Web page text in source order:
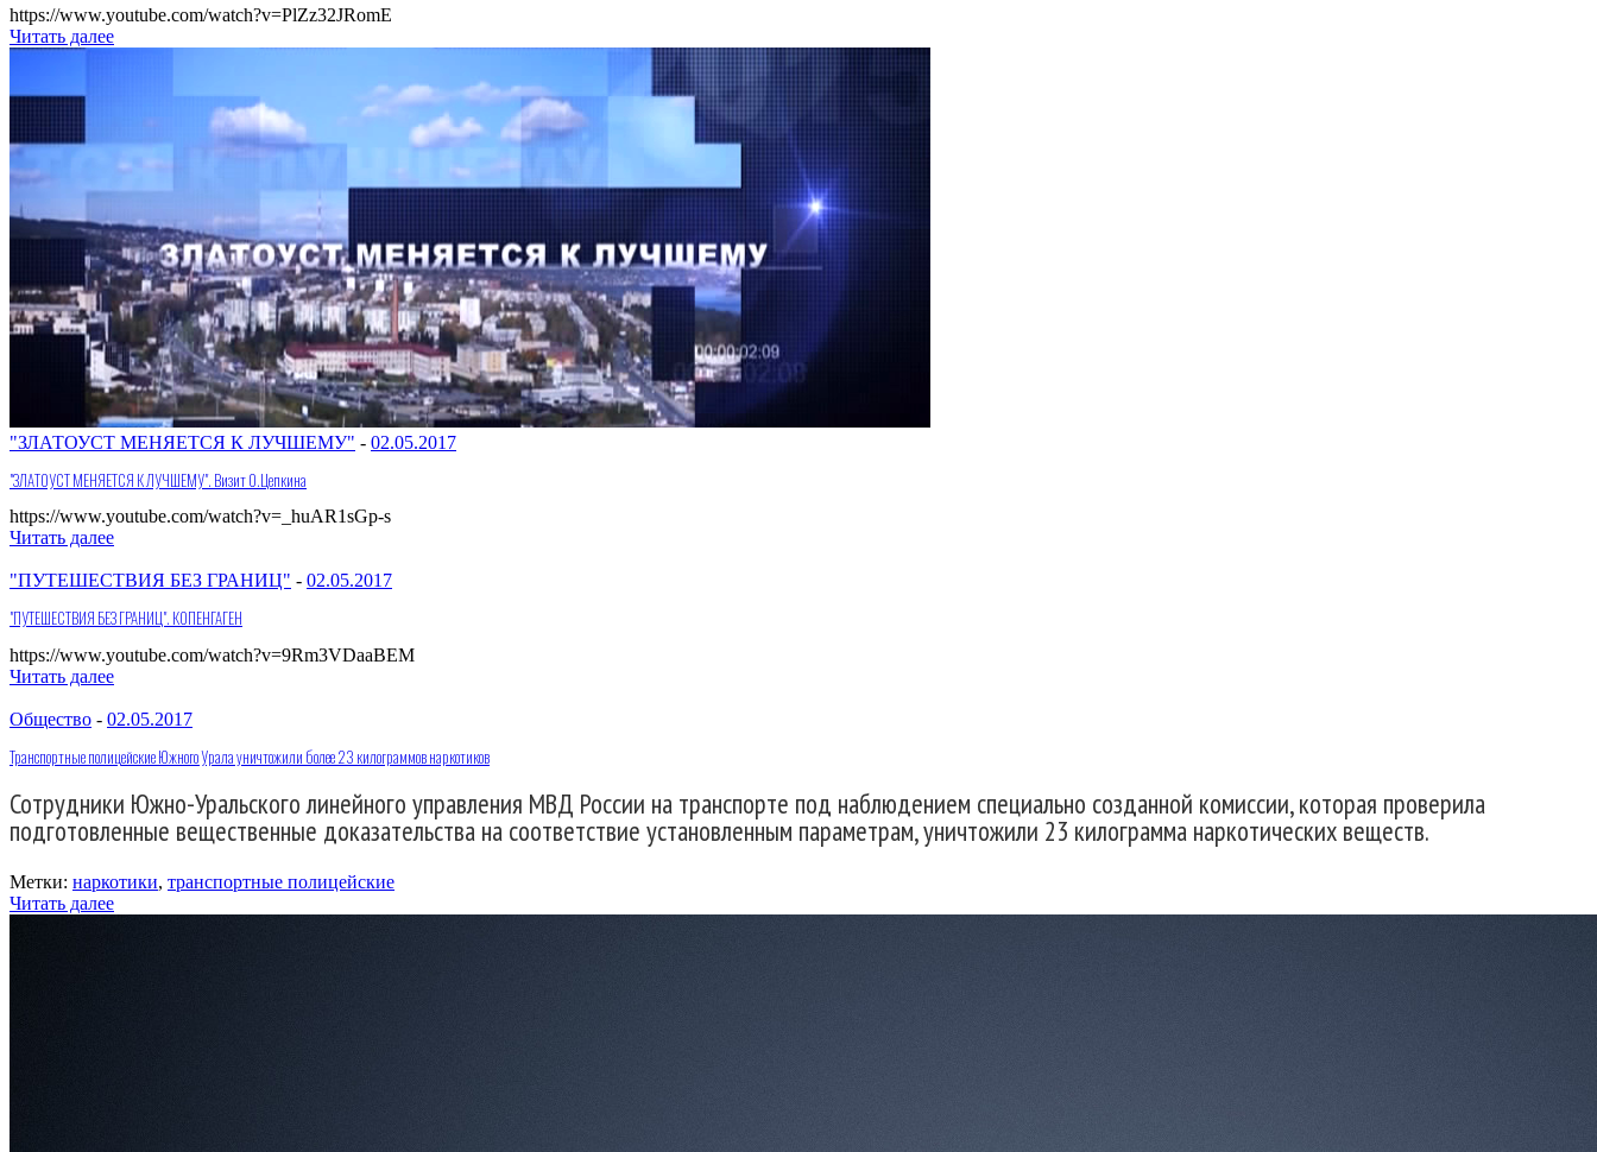
https://www.youtube.com/watch?v=PlZz32JRomE
Читать далее
"ЗЛАТОУСТ МЕНЯЕТСЯ К ЛУЧШЕМУ" - 02.05.2017
"ЗЛАТОУСТ МЕНЯЕТСЯ К ЛУЧШЕМУ". Визит О.Цепкина
https://www.youtube.com/watch?v=_huAR1sGp-s
Читать далее
"ПУТЕШЕСТВИЯ БЕЗ ГРАНИЦ" - 02.05.2017
"ПУТЕШЕСТВИЯ БЕЗ ГРАНИЦ". КОПЕНГАГЕН
https://www.youtube.com/watch?v=9Rm3VDaaBEM
Читать далее
Общество - 02.05.2017
Транспортные полицейские Южного Урала уничтожили более 23 килограммов наркотиков
Сотрудники Южно-Уральского линейного управления МВД России на транспорте под наблюдением специально созданной комиссии, которая проверила
подготовленные вещественные доказательства на соответствие установленным параметрам, уничтожили 23 килограмма наркотических веществ.
Метки: наркотики, транспортные полицейские
Читать далее